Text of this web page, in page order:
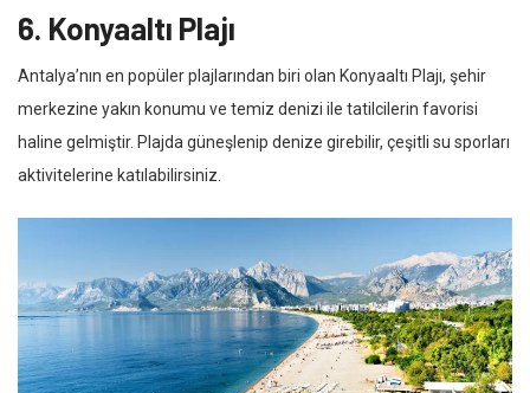
6. Konyaaltı Plajı
Antalya’nın en popüler plajlarından biri olan Konyaaltı Plajı, şehir
merkezine yakın konumu ve temiz denizi ile tatilcilerin favorisi
haline gelmiştir. Plajda güneşlenip denize girebilir, çeşitli su sporları
aktivitelerine katılabilirsiniz.